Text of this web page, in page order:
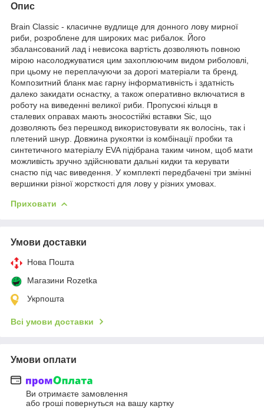
Опис
Brain Classic - класичне вудлище для донного лову мирної
риби, розроблене для широких мас рибалок. Його
збалансований лад і невисока вартість дозволяють повною
мірою насолоджуватися цим захоплюючим видом риболовлі,
при цьому не переплачуючи за дорогі матеріали та бренд.
Композитний бланк має гарну інформативність і здатність
далеко закидати оснастку, а також оперативно включатися в
роботу на виведенні великої риби. Пропускні кільця в
сталевих оправах мають зносостійкі вставки Sic, що
дозволяють без перешкод використовувати як волосінь, так і
плетений шнур. Довжина рукоятки із комбінації пробки та
синтетичного матеріалу EVA підібрана таким чином, щоб мати
можливість зручно здійснювати дальні кидки та керувати
снастю під час виведення. У комплекті передбачені три змінні
вершинки різної жорсткості для лову у різних умовах.
Приховати
Умови доставки
Нова Пошта
Магазини Rozetka
Укрпошта
Всі умови доставки
Умови оплати
Ви отримаєте замовлення
або гроші повернуться на вашу картку